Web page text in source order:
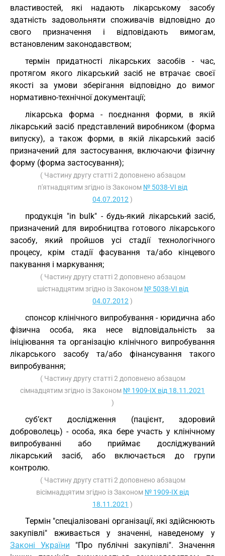
властивостей, які надають лікарському засобу
здатність задовольняти споживачів відповідно до
свого призначення і відповідають вимогам,
встановленим законодавством;
термін придатності лікарських засобів - час,
протягом якого лікарський засіб не втрачає своєї
якості за умови зберігання відповідно до вимог
нормативно-технічної документації;
лікарська форма - поєднання форми, в якій
лікарський засіб представлений виробником (форма
випуску), а також форми, в якій лікарський засіб
призначений для застосування, включаючи фізичну
форму (форма застосування);
( Частину другу статті 2 доповнено абзацом
п'ятнадцятим згідно із Законом № 5038-VI від
04.07.2012 )
продукція "in bulk" - будь-який лікарський засіб,
призначений для виробництва готового лікарського
засобу, який пройшов усі стадії технологічного
процесу, крім стадії фасування та/або кінцевого
пакування і маркування;
( Частину другу статті 2 доповнено абзацом
шістнадцятим згідно із Законом № 5038-VI від
04.07.2012 )
спонсор клінічного випробування - юридична або
фізична особа, яка несе відповідальність за
ініціювання та організацію клінічного випробування
лікарського засобу та/або фінансування такого
випробування;
( Частину другу статті 2 доповнено абзацом
сімнадцятим згідно із Законом № 1909-IX від 18.11.2021
)
суб’єкт дослідження (пацієнт, здоровий
доброволець) - особа, яка бере участь у клінічному
випробуванні або приймає досліджуваний
лікарський засіб, або включається до групи
контролю.
( Частину другу статті 2 доповнено абзацом
вісімнадцятим згідно із Законом № 1909-IX від
18.11.2021 )
Термін "спеціалізовані організації, які здійснюють
закупівлі" вживається у значенні, наведеному у
Законі України "Про публічні закупівлі". Значення